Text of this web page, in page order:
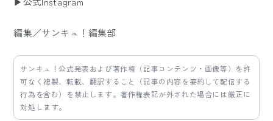
編集／サンキュ！編集部
サンキュ！公式発表および著作権（記事コンテンツ・画像等）を許
可なく複製、転載、翻訳すること（記事の内容を要約して配信する
行為を含む）を禁止します。著作権表記が外された場合には厳正に
対処します。